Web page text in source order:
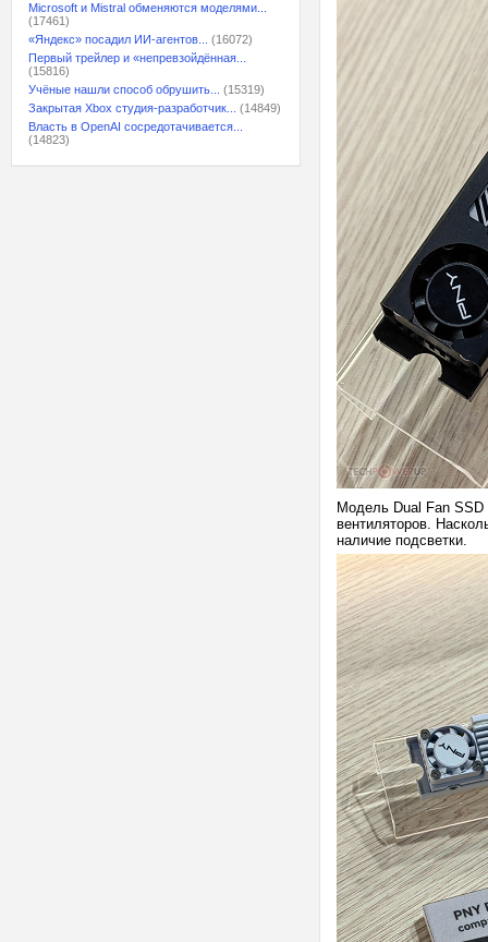
Microsoft и Mistral обменяются моделями...
(17461)
«Яндекс» посадил ИИ-агентов...
(16072)
Первый трейлер и «непревзойдённая...
(15816)
Учёные нашли способ обрушить...
(15319)
Закрытая Xbox студия-разработчик...
(14849)
Власть в OpenAI сосредотачивается...
(14823)
Модель Dual Fan SSD
вентиляторов.
наличие подсветки.